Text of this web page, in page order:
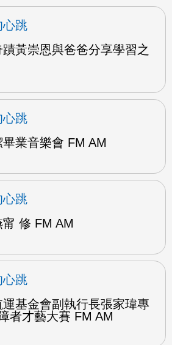
心跳
黃崇恩與爸爸分享學習之
心跳
業音樂會 FM AM
心跳
修 FM AM
心跳
基金會副執行長張家瑋專
者才藝大賽 FM AM